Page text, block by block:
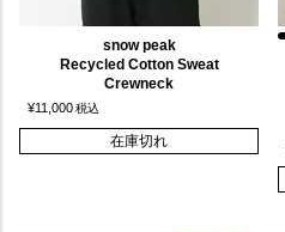
snow peak
Recycled Cotton Sweat
Crewneck
¥11,000税込
在庫切れ